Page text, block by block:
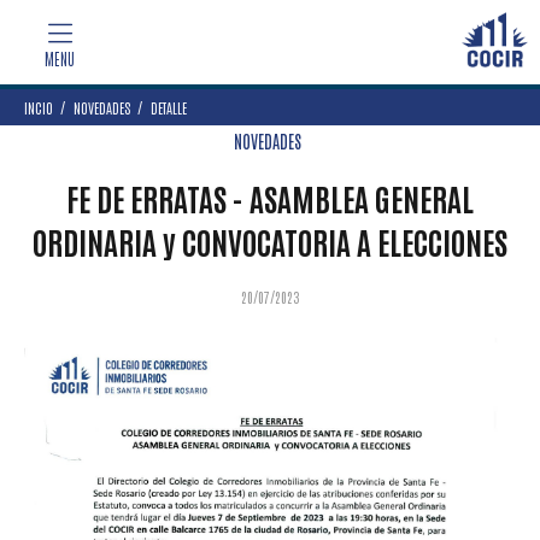
INCIO NOVEDADES DETALLE
NOVEDADES
FE DE ERRATAS - ASAMBLEA GENERAL
ORDINARIA y CONVOCATORIA A ELECCIONES
20/07/2023